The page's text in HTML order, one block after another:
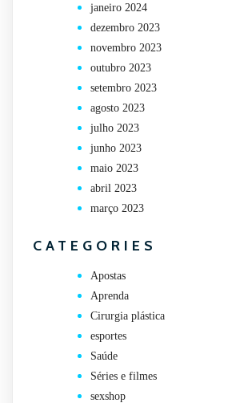
janeiro 2024
dezembro 2023
novembro 2023
outubro 2023
setembro 2023
agosto 2023
julho 2023
junho 2023
maio 2023
abril 2023
março 2023
CATEGORIES
Apostas
Aprenda
Cirurgia plástica
esportes
Saúde
Séries e filmes
sexshop